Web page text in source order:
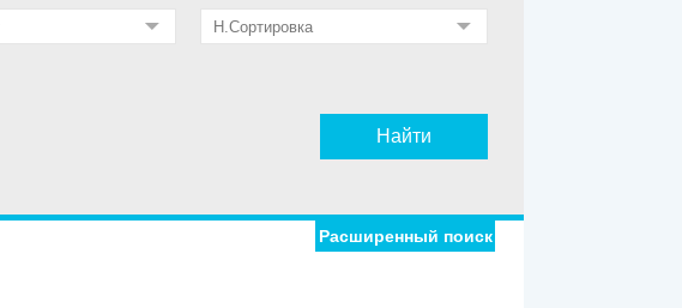
Найти
Расширенный поиск